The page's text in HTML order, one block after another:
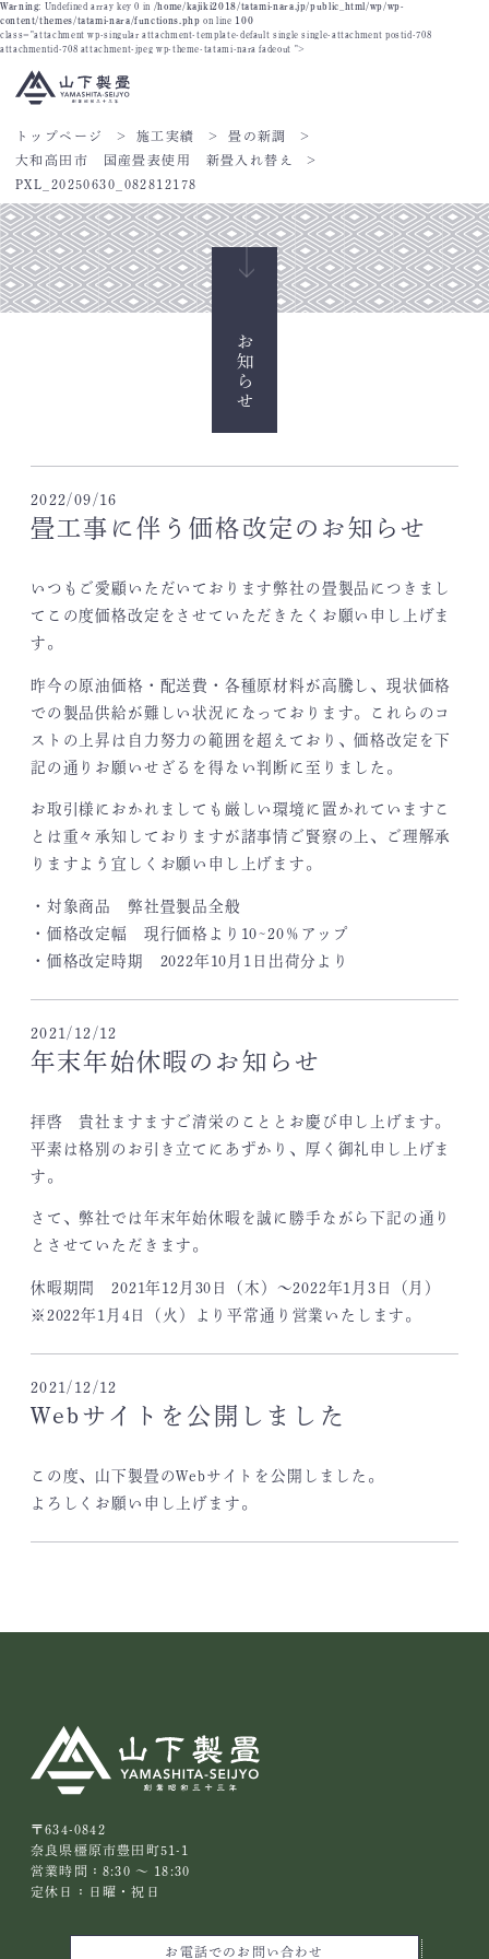
Warning: Undefined array key 0 in /home/kajiki2018/tatami-nara.jp/public_html/wp/wp-
content/themes/tatami-nara/functions.php on line 100
class="attachment wp-singular attachment-template-default single single-attachment postid-708
attachmentid-708 attachment-jpeg wp-theme-tatami-nara fadeout ">
トップページ 施工実績
畳の新調
大和高田市 国産畳表使用 新畳入れ替え
PXL_20250630_082812178
お知らせ
2022/09/16
畳工事に伴う価格改定のお知らせ
いつもご愛顧いただいております弊社の畳製品につきまし
てこの度価格改定をさせていただきたくお願い申し上げま
す。
昨今の原油価格・配送費・各種原材料が高騰し、現状価格
での製品供給が難しい状況になっております。これらのコ
ストの上昇は自力努力の範囲を超えており、価格改定を下
記の通りお願いせざるを得ない判断に至りました。
お取引様におかれましても厳しい環境に置かれていますこ
とは重々承知しておりますが諸事情ご賢察の上、ご理解承
りますよう宜しくお願い申し上げます。
・対象商品 弊社畳製品全般
・価格改定幅 現行価格より10~20％アップ
・価格改定時期 2022年10月1日出荷分より
2021/12/12
年末年始休暇のお知らせ
拝啓 貴社ますますご清栄のこととお慶び申し上げます。
平素は格別のお引き立てにあずかり、厚く御礼申し上げま
す。
さて、弊社では年末年始休暇を誠に勝手ながら下記の通り
とさせていただきます。
休暇期間 2021年12月30日（木）～2022年1月3日（月）
※2022年1月4日（火）より平常通り営業いたします。
2021/12/12
Webサイトを公開しました
この度、山下製畳のWebサイトを公開しました。
よろしくお願い申し上げます。
〒634-0842
奈良県橿原市豊田町51-1
営業時間：8:30 ～ 18:30
定休日：日曜・祝日
お電話でのお問い合わせ